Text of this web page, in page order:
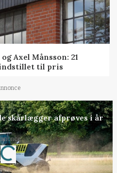
Axel Månsson: 21
til pris
skårlægger afprøves i år
Loading...